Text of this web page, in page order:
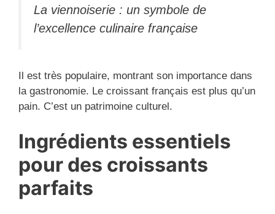
La viennoiserie : un symbole de
l’excellence culinaire française
Il est très populaire, montrant son importance dans
la gastronomie. Le croissant français est plus qu’un
pain. C’est un patrimoine culturel.
Ingrédients essentiels
pour des croissants
parfaits